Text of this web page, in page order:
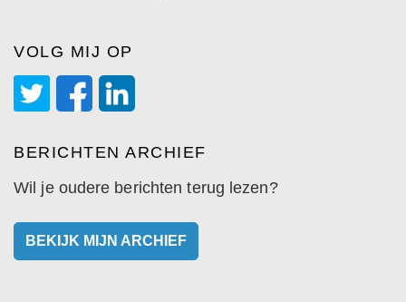
VOLG MIJ OP
BERICHTEN ARCHIEF
Wil je oudere berichten terug lezen?
BEKIJK MIJN ARCHIEF